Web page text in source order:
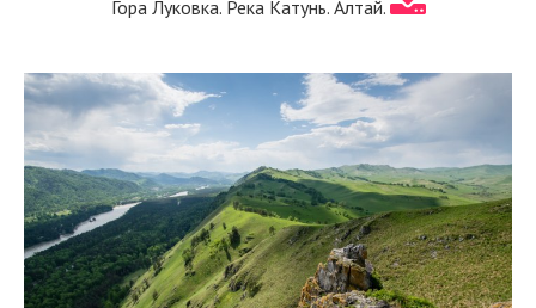
Гора Луковка. Река Катунь. Алтай.